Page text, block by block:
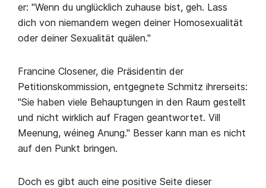
er: "Wenn du unglücklich zuhause bist, geh. Lass
dich von niemandem wegen deiner Homosexualität
oder deiner Sexualität quälen."
Francine Closener, die Präsidentin der
Petitionskommission, entgegnete Schmitz ihrerseits:
"Sie haben viele Behauptungen in den Raum gestellt
und nicht wirklich auf Fragen geantwortet. Vill
Meenung, wéineg Anung." Besser kann man es nicht
auf den Punkt bringen.
Doch es gibt auch eine positive Seite dieser